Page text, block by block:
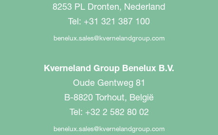
8253 PL Dronten, Nederland
Tel: +31 321 387 100
benelux.sales@kvernelandgroup.com
Kverneland Group Benelux B.V.
Oude Gentweg 81
B-8820 Torhout, België
Tel: +32 2 582 80 02
benelux.sales@kvernelandgroup.com